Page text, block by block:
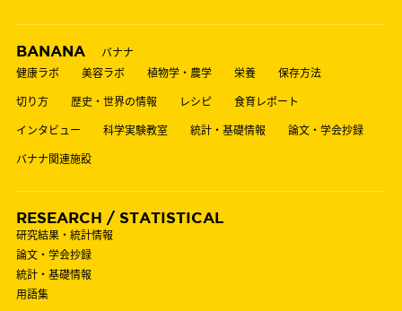
BANANA
バナナ
健康ラボ
美容ラボ 植物学・農学 栄養
保存方法
切り方
歴史・世界の情報 レシピ
食育レポート
インタビュー
科学実験教室 統計・基礎情報
論文・学会抄録
バナナ関連施設
RESEARCH / STATISTICAL
研究結果・統計情報
論文・学会抄録
統計・基礎情報
用語集